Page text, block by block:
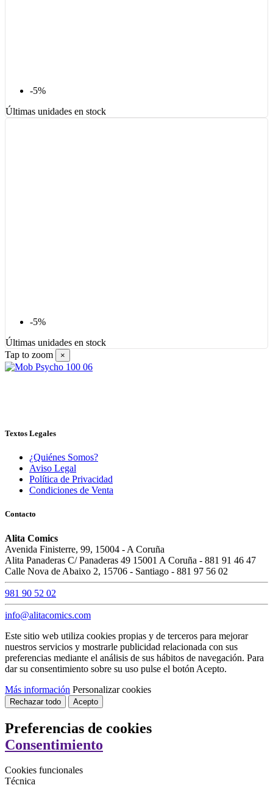
-5%
Últimas unidades en stock
-5%
Últimas unidades en stock
Tap to zoom
×
Textos Legales
¿Quiénes Somos?
Aviso Legal
Política de Privacidad
Condiciones de Venta
Contacto
Alita Comics
Avenida Finisterre, 99, 15004 - A Coruña
Alita Panaderas C/ Panaderas 49 15001 A Coruña - 881 91 46 47
Calle Nova de Abaixo 2, 15706 - Santiago - 881 97 56 02
981 90 52 02
info@alitacomics.com
Este sitio web utiliza cookies propias y de terceros para mejorar
nuestros servicios y mostrarle publicidad relacionada con sus
preferencias mediante el análisis de sus hábitos de navegación. Para
dar su consentimiento sobre su uso pulse el botón Acepto.
Más información Personalizar cookies
Rechazar todo Acepto
Preferencias de cookies
Consentimiento
Cookies funcionales
Técnica